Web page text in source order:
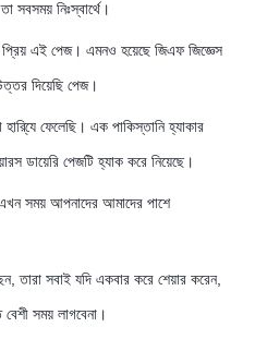
সবসময় নিঃস্বার্থে।
প্রিয় এই পেজ। এমনও হয়েছে জিএফ জিজ্ঞেস
দিয়েছি পেজ।
ফেলেছি। এক পাকিস্তানি হ্যাকার
ডায়েরি পেজটি হ্যাক করে নিয়েছে।
সময় আপনাদের আমাদের পাশে
তারা সবাই যদি একবার করে শেয়ার করেন,
সময় লাগবেনা।